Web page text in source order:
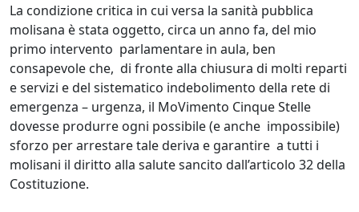
La condizione critica in cui versa la sanità pubblica
molisana è stata oggetto, circa un anno fa, del mio
primo intervento parlamentare in aula, ben
consapevole che, di fronte alla chiusura di molti reparti
e servizi e del sistematico indebolimento della rete di
emergenza – urgenza, il MoVimento Cinque Stelle
dovesse produrre ogni possibile (e anche impossibile)
sforzo per arrestare tale deriva e garantire a tutti i
molisani il diritto alla salute sancito dall’articolo 32 della
Costituzione.